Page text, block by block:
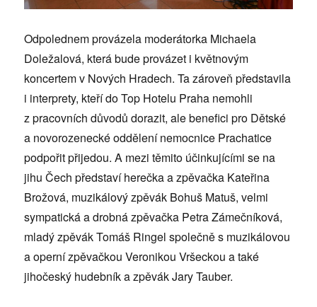
Odpolednem provázela moderátorka Michaela
Doležalová, která bude provázet i květnovým
koncertem v Nových Hradech. Ta zároveň představila
i interprety, kteří do Top Hotelu Praha nemohli
z pracovních důvodů dorazit, ale benefici pro Dětské
a novorozenecké oddělení nemocnice Prachatice
podpořit přijedou. A mezi těmito účinkujícími se na
jihu Čech představí herečka a zpěvačka Kateřina
Brožová, muzikálový zpěvák Bohuš Matuš, velmi
sympatická a drobná zpěvačka Petra Zámečníková,
mladý zpěvák Tomáš Ringel společně s muzikálovou
a operní zpěvačkou Veronikou Vršeckou a také
jihočeský hudebník a zpěvák Jary Tauber.